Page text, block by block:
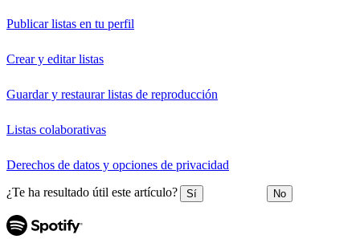
Publicar listas en tu perfil
Crear y editar listas
Guardar y restaurar listas de reproducción
Listas colaborativas
Derechos de datos y opciones de privacidad
¿Te ha resultado útil este artículo? Sí No